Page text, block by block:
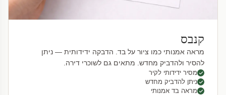
קנבס
מראה אמנותי כמו ציור על בד. הדבקה ידידותית — ניתן
להסיר ולהדביק מחדש. מתאים גם לשוכרי דירה.
מסיר ידידותי לקיר
ניתן להדביק מחדש
מראה בד אמנותי